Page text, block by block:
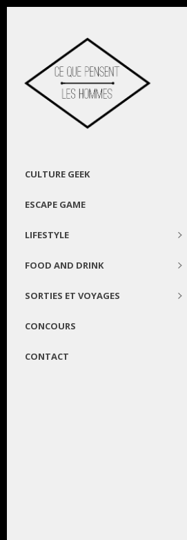
CULTURE GEEK
ESCAPE GAME
LIFESTYLE
FOOD AND DRINK
SORTIES ET VOYAGES
CONCOURS
CONTACT